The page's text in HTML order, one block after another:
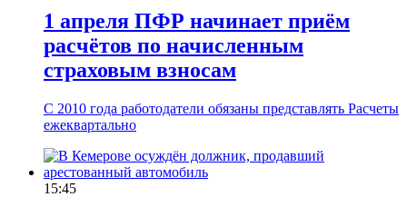
1 апреля ПФР начинает приём
расчётов по начисленным
страховым взносам
С 2010 года работодатели обязаны представлять Расчеты
ежеквартально
15:45